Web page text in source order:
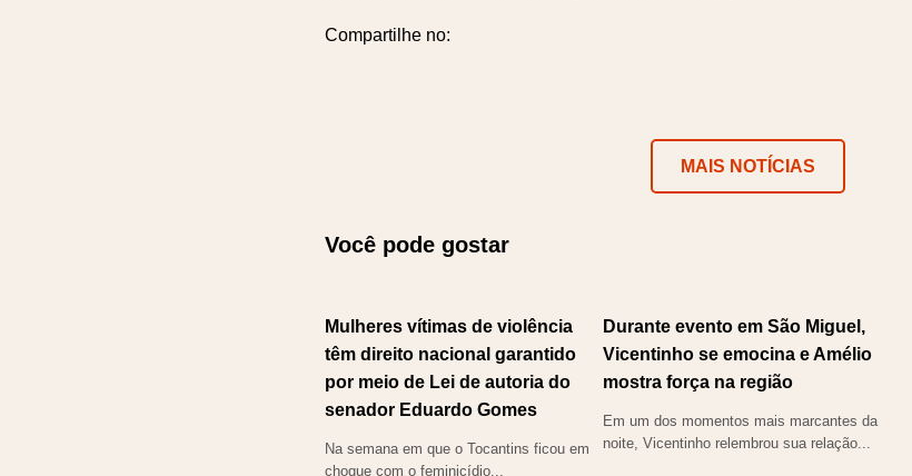
Compartilhe no:
MAIS NOTÍCIAS
Você pode gostar
Mulheres vítimas de violência
têm direito nacional garantido
por meio de Lei de autoria do
senador Eduardo Gomes
Na semana em que o Tocantins ficou em
choque com o feminicídio...
Durante evento em São Miguel,
Vicentinho se emocina e Amélio
mostra força na região
Em um dos momentos mais marcantes da
noite, Vicentinho relembrou sua relação...